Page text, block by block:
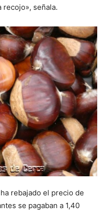
recojo», señala.
rebajado el precio de
se pagaban a 1,40